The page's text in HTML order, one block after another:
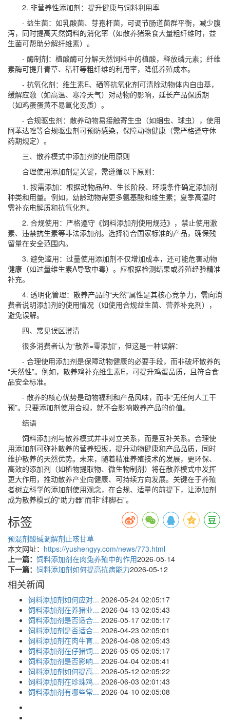
2. 非营养性添加剂：提升健康与饲料利用率
- 益生菌：如乳酸菌、芽孢杆菌，可调节肠道菌群平衡，减少腹
泻，同时提高天然饲料的消化率（如散养猪采食大量粗纤维时，益
生菌可帮助分解纤维素）。
- 酶制剂：植酸酶可分解天然饲料中的植酸，释放磷元素；纤维
素酶可提升青草、秸秆等粗纤维的利用率，降低养殖成本。
- 抗氧化剂：维生素E、硒等抗氧化剂可清除动物体内自由基，
缓解应激（如高温、寒冷天气）对动物的影响，延长产品保质期
（如鸡蛋蛋黄不易氧化变质）。
- 合规驱虫剂：散养动物易接触寄生虫（如蛔虫、球虫），使用
阿苯达唑等合规驱虫剂可预防感染，保障动物健康（需严格遵守休
药期规定）。
三、散养模式中添加剂的使用原则
合理使用添加剂是关键，需遵循以下原则：
1. 按需添加：根据动物品种、生长阶段、环境条件确定添加剂
种类和用量。例如，幼龄动物需更多氨基酸和维生素；夏季高温时
需补充电解质和抗氧化剂。
2. 合规使用：严格遵守《饲料添加剂使用规范》，禁止使用激
素、违禁抗生素等非法添加剂。选择符合国家标准的产品，确保残
留量在安全范围内。
3. 避免滥用：过量使用添加剂不仅增加成本，还可能危害动物
健康（如过量维生素A导致中毒）。应根据检测结果或养殖经验精准
补充。
4. 透明化管理：散养产品的“天然”属性是其核心竞争力，需向消
费者说明添加剂的使用情况（如使用合规益生菌、营养补充剂），
避免误解。
四、常见误区澄清
很多消费者认为“散养=零添加”，但这是一种误解：
- 合理使用添加剂是保障动物健康的必要手段，而非破坏散养的
“天然性”。例如，散养鸡补充维生素E，可提升鸡蛋品质，且符合食
品安全标准。
- 散养的核心优势是动物福利和产品风味，而非“无任何人工干
预”。只要添加剂使用合规，就不会影响散养产品的价值。
结语
饲料添加剂与散养模式并非对立关系，而是互补关系。合理使
用添加剂可弥补散养的营养短板，提升动物健康和产品品质，同时
维护散养的天然优势。未来，随着精准养殖技术的发展，更环保、
高效的添加剂（如植物提取物、微生物制剂）将在散养模式中发挥
更大作用，推动散养产业向健康、可持续方向发展。关键在于养殖
者树立科学的添加剂使用观念，在合规、适量的前提下，让添加剂
成为散养模式的“助力器”而非“绊脚石”。
标签
预混剂酸碱调解剂止咳甘草
本文网址： https://yushengyy.com/news/773.html
上一篇： 饲料添加剂在肉兔养殖中的作用2026-05-14
下一篇： 饲料添加剂如何提高抗病能力2026-05-12
相关新闻
饲料添加剂如何应对... 2026-05-24 02:05:17
饲料添加剂在养猪业... 2026-04-13 02:05:43
饲料添加剂是否适合... 2026-05-17 02:05:17
饲料添加剂是否适合... 2026-04-23 02:05:01
饲料添加剂在肉牛育... 2026-04-08 02:05:43
饲料添加剂在仔猪饲... 2026-05-05 02:05:17
饲料添加剂是否影响... 2026-04-04 02:05:41
饲料添加剂如何提高... 2026-05-12 02:05:22
饲料添加剂在珍珠鸡... 2026-06-03 02:01:43
饲料添加剂有哪些常... 2026-04-10 02:05:08